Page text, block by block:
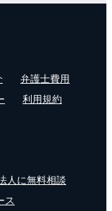
弁護士費用
利用規約
人に無料相談
ス